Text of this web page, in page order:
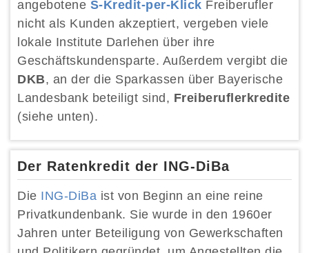
angebotene S-Kredit-per-Klick Freiberufler
nicht als Kunden akzeptiert, vergeben viele
lokale Institute Darlehen über ihre
Geschäftskundensparte. Außerdem vergibt die
DKB, an der die Sparkassen über Bayerische
Landesbank beteiligt sind, Freiberuflerkredite
(siehe unten).
Der Ratenkredit der ING-DiBa
Die ING-DiBa ist von Beginn an eine reine
Privatkundenbank. Sie wurde in den 1960er
Jahren unter Beteiligung von Gewerkschaften